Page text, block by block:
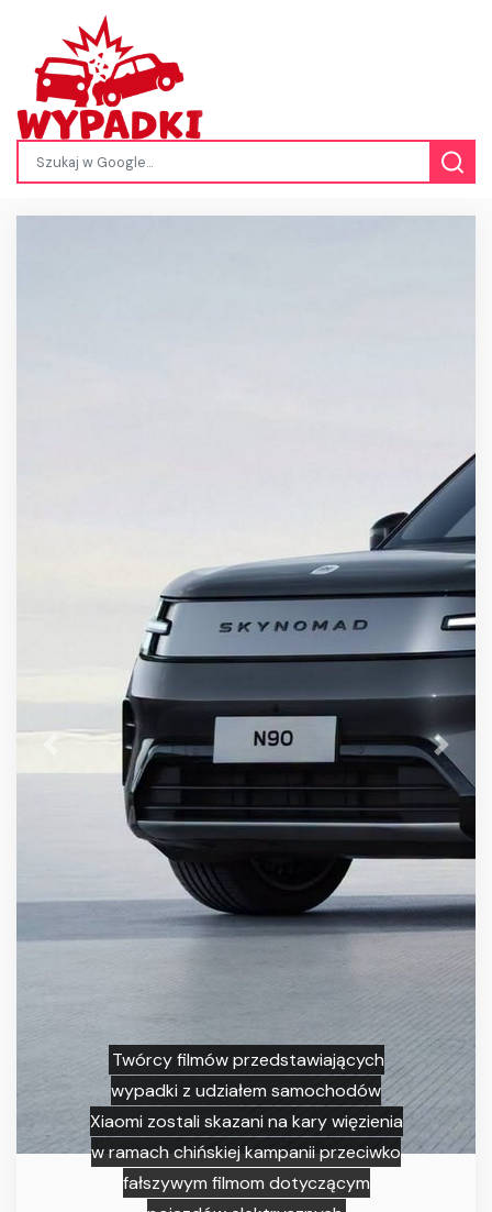
Twórcy filmów przedstawiających
wypadki z udziałem samochodów
Xiaomi zostali skazani na kary więzienia
w ramach chińskiej kampanii przeciwko
fałszywym filmom dotyczącym
Next